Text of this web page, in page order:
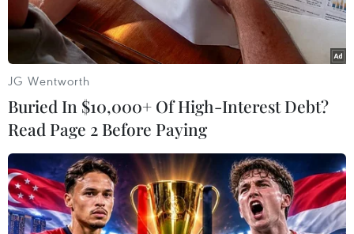
chứng minh nhà lãnh đạo Kim Jong-un có khả năng tấn
công trực tiếp nhằm vào Mỹ.
JG Wentworth
Buried In $10,000+ Of High-Interest Debt?
Read Page 2 Before Paying